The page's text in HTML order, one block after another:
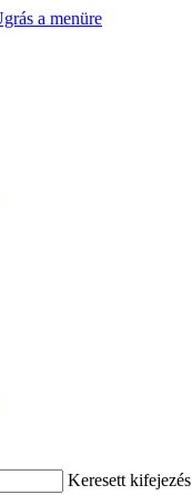
a menüre
Keresett kifejezés